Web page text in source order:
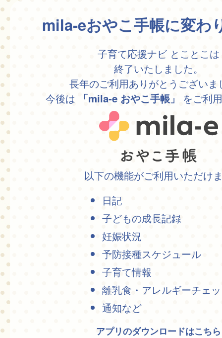
mila-eおやこ手帳に変わ
子育て応援ナビ とことこは
終了いたしました。
長年のご利用ありがとうございま
今後は
「mila-e おやこ手帳」 をご利
以下の機能がご利用いただけ
日記
子どもの成長記録
妊娠状況
予防接種スケジュール
子育て情報
離乳食・アレルギーチェ
通知など
アプリのダウンロードはこちら